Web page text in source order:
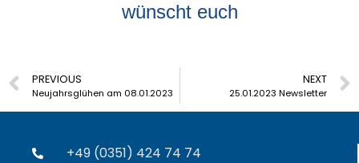
wünscht euch
PREVIOUS
Neujahrsglühen am 08.01.2023
NEXT
25.01.2023 Newsletter
+49 (0351) 424 74 74